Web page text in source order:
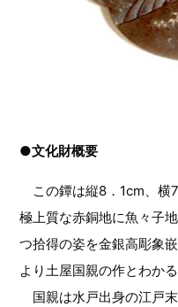
●文化財概要
この鐔は縦8．1cm、横
極上質な赤銅地に魚々子
つ拾得の姿を金銀高彫象
より土屋国親の作とわかる
国親は水戸出身の江戸末